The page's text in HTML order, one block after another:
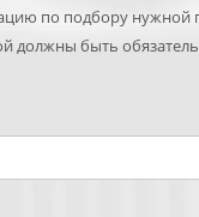
по подбору нужной
должны быть